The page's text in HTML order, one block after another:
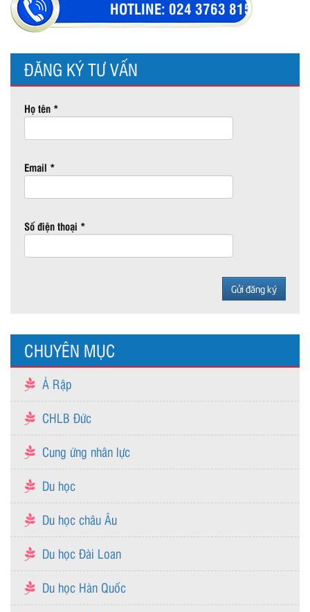
HOTLINE: 024 3763 8154
ĐĂNG KÝ TƯ VẤN
Họ tên *
Email *
Số điện thoại *
CHUYÊN MỤC
Ả Rập
CHLB Đức
Cung ứng nhân lực
Du học
Du học châu Âu
Du học Đài Loan
Du học Hàn Quốc